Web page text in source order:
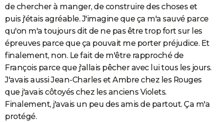
de chercher à manger, de construire des choses et
puis j'étais agréable. J'imagine que ça m'a sauvé parce
qu'on m'a toujours dit de ne pas être trop fort sur les
épreuves parce que ça pouvait me porter préjudice. Et
finalement, non. Le fait de m'être rapproché de
François parce que j'allais pêcher avec lui tous les jours.
J'avais aussi Jean-Charles et Ambre chez les Rouges
que j'avais côtoyés chez les anciens Violets.
Finalement, j'avais un peu des amis de partout. Ça m'a
protégé.